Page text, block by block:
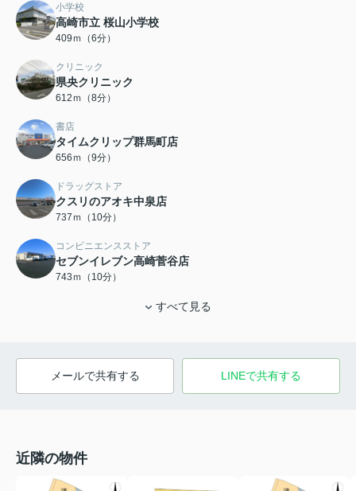
小学校
高崎市立 桜山小学校
409ｍ（6分）
クリニック
県央クリニック
612ｍ（8分）
書店
タイムクリップ群馬町店
656ｍ（9分）
ドラッグストア
クスリのアオキ中泉店
737ｍ（10分）
コンビニエンスストア
セブンイレブン高崎菅谷店
743ｍ（10分）
すべて見る
メールで共有する LINEで共有する
近隣の物件